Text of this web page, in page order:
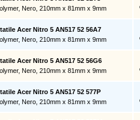
Nero, 210mm x 81mm x 9mm
Acer Nitro 5 AN517 52 56A7
Nero, 210mm x 81mm x 9mm
Acer Nitro 5 AN517 52 56G6
Nero, 210mm x 81mm x 9mm
Acer Nitro 5 AN517 52 577P
Nero, 210mm x 81mm x 9mm